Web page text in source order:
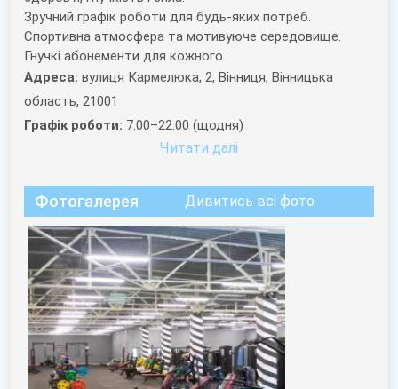
Зручний графік роботи для будь-яких потреб.
Спортивна атмосфера та мотивуюче середовище.
Гнучкі абонементи для кожного.
Адреса: вулиця Кармелюка, 2, Вінниця, Вінницька
область, 21001
Графік роботи: 7:00–22:00 (щодня)
Читати далi
Фотогалерея Дивитись всі фото